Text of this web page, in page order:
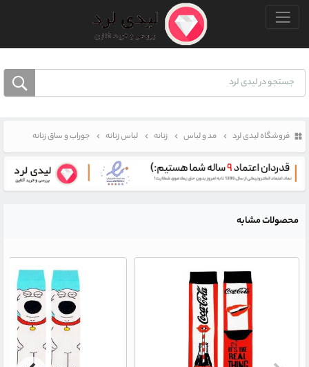
منو بالا
فروشگاه لیدی لرد مد و لباس زنانه لباس زنانه جوراب و ساق زنانه
محصولات مشابه